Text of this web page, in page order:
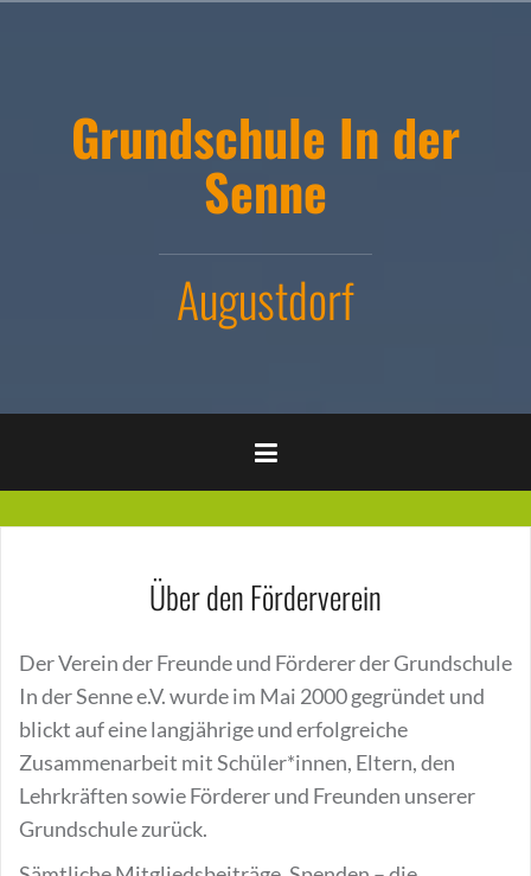
Grundschule In der
Senne
Augustdorf
Über den Förderverein
Der Verein der Freunde und Förderer der Grundschule
In der Senne e.V. wurde im Mai 2000 gegründet und
blickt auf eine langjährige und erfolgreiche
Zusammenarbeit mit Schüler*innen, Eltern, den
Lehrkräften sowie Förderer und Freunden unserer
Grundschule zurück.